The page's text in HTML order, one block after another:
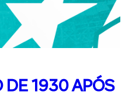
DE 1930 APÓS